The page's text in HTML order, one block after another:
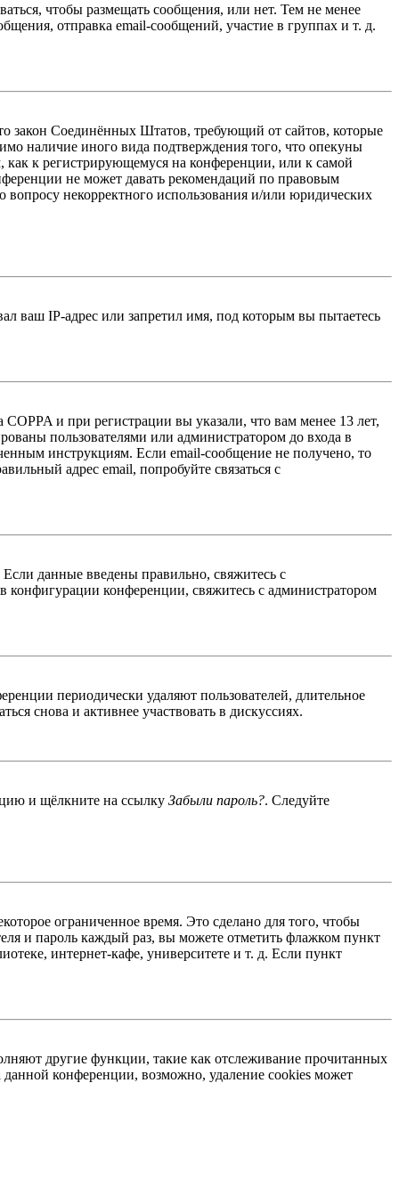
чтобы размещать сообщения, или нет. Тем не менее
отправка email-сообщений, участие в группах и т. д.
закон Соединённых Штатов, требующий от сайтов, которые
наличие иного вида подтверждения того, что опекуны
к регистрирующемуся на конференции, или к самой
не может давать рекомендаций по правовым
некорректного использования и/или юридических
ваш IP-адрес или запретил имя, под которым вы пытаетесь
и при регистрации вы указали, что вам менее 13 лет,
пользователями или администратором до входа в
инструкциям. Если email-сообщение не получено, то
адрес email, попробуйте связаться с
данные введены правильно, свяжитесь с
конференции, свяжитесь с администратором
периодически удаляют пользователей, длительное
снова и активнее участвовать в дискуссиях.
и щёлкните на ссылку Забыли пароль?. Следуйте
ограниченное время. Это сделано для того, чтобы
и пароль каждый раз, вы можете отметить флажком пункт
интернет-кафе, университете и т. д. Если пункт
другие функции, такие как отслеживание прочитанных
конференции, возможно, удаление cookies может